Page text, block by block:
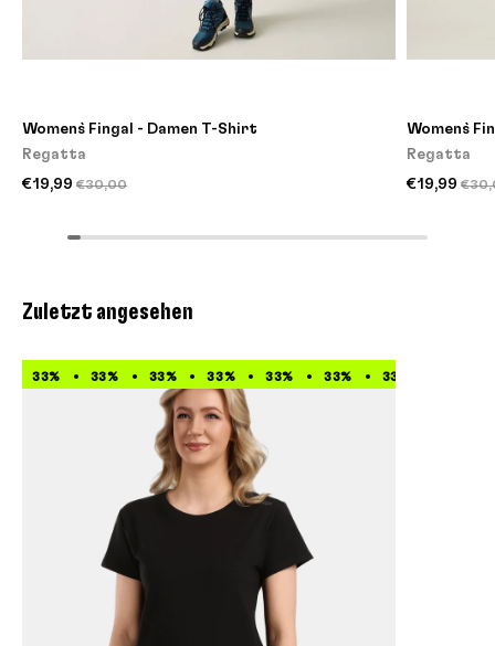
Women`s Fingal - Damen T-Shirt
Regatta
€19,99 €30,00
Women`s
Regatta
€19,99
Zuletzt angesehen
33% 33% 33% 33% 33% 33% 33%